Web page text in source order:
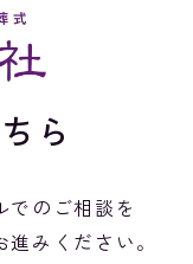
ら
でのご相談を
みください。